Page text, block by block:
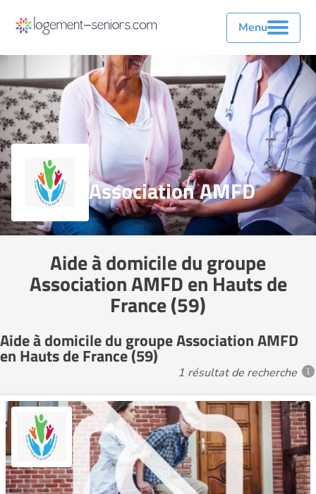
Menu
Association AMFD
Aide à domicile du groupe
Association AMFD en Hauts de
France (59)
Aide à domicile du groupe Association AMFD
en Hauts de France (59)
1 résultat de recherche